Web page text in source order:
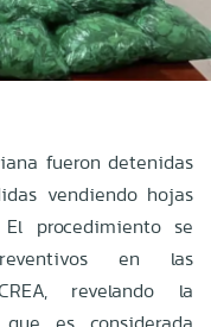
fueron detenidas
vendiendo hojas
procedimiento se
en las
revelando la